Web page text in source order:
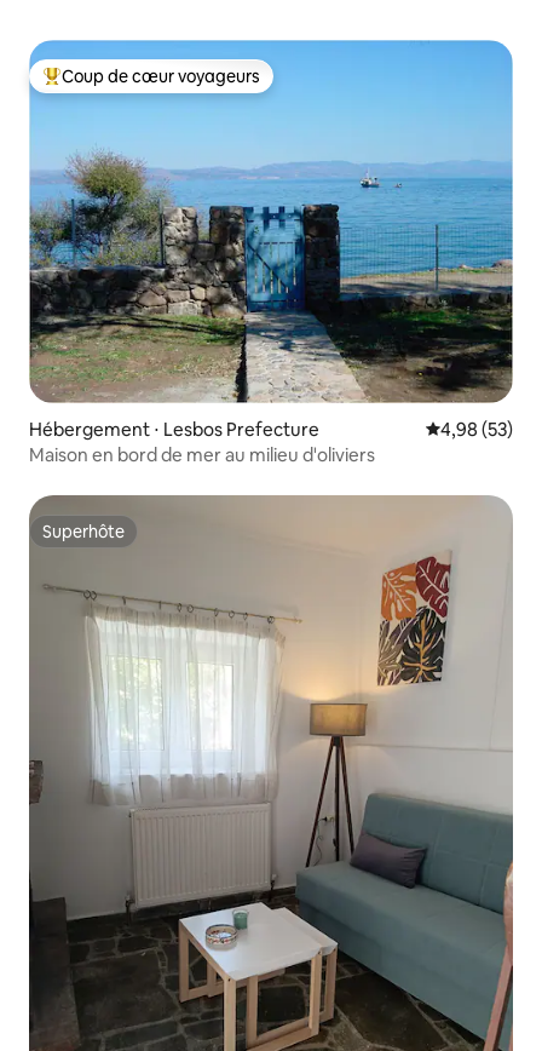
Coups de cœur voyageurs les plus appréciés
Coup de cœur voyageurs
Hébergement ⋅ Lesbos Prefecture Évaluation
4,98 (53)
Maison en bord de mer au milieu d'oliviers
Superhôte
Superhôte